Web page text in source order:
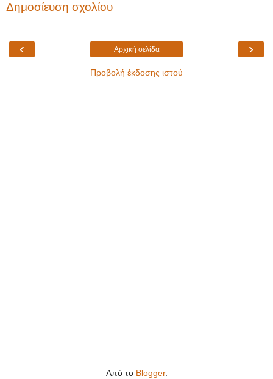
Δημοσίευση σχολίου
‹ ›
Αρχική σελίδα
Προβολή έκδοσης ιστού
Από το Blogger.